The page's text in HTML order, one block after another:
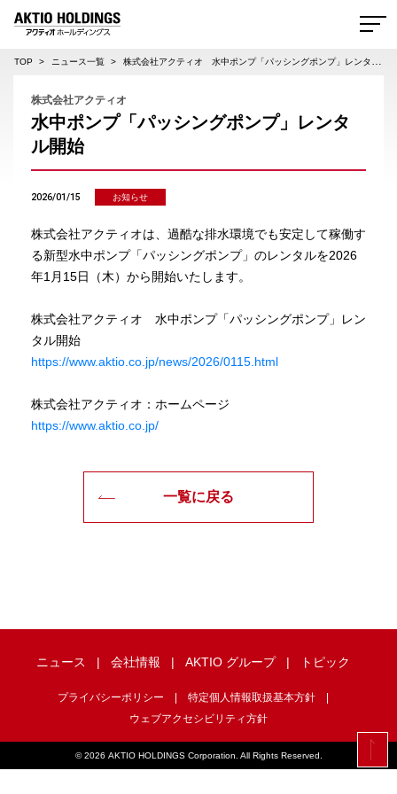
TOP ニュース一覧 株式会社アクティオ 水中ポンプ「パッシングポンプ」レンタル開始
株式会社アクティオ
水中ポンプ「パッシングポンプ」レンタ
ル開始
2026/01/15 お知らせ
株式会社アクティオは、過酷な排水環境でも安定して稼働す
る新型水中ポンプ「パッシングポンプ」のレンタルを2026
年1月15日（木）から開始いたします。
株式会社アクティオ 水中ポンプ「パッシングポンプ」レン
タル開始
https://www.aktio.co.jp/news/2026/0115.html
株式会社アクティオ：ホームページ
https://www.aktio.co.jp/
一覧に戻る
ニュース 会社情報 AKTIO グループ トピック
プライバシーポリシー
特定個人情報取扱基本方針
ウェブアクセシビリティ方針
©2026 AKTIO HOLDINGS Corporation. All Rights Reserved.